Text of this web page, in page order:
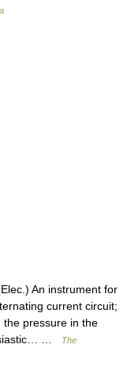
An instrument for
current circuit;
the pressure in the
…
The